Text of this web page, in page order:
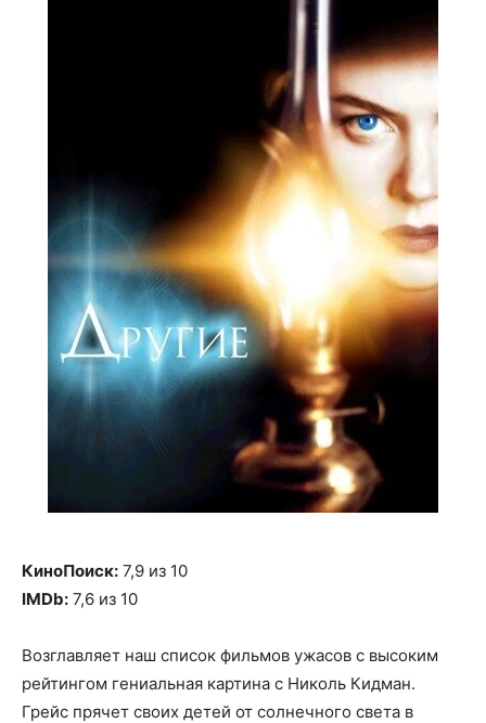
КиноПоиск: 7,9 из 10
IMDb: 7,6 из 10
Возглавляет наш список фильмов ужасов с высоким
рейтингом гениальная картина с Николь Кидман.
Грейс прячет своих детей от солнечного света в